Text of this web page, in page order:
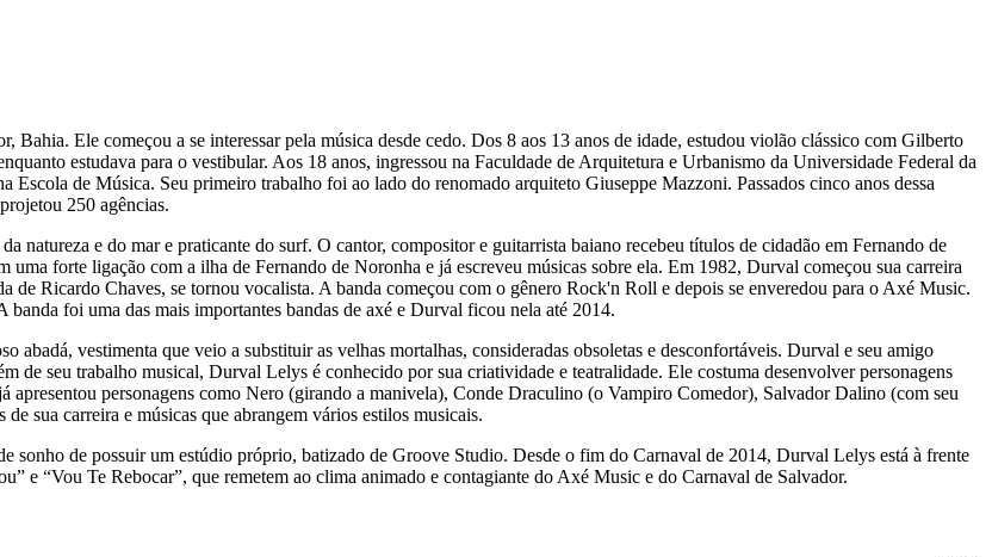
Bahia. Ele começou a se interessar pela música desde cedo. Dos 8 aos 13 anos de idade, estudou violão clássico com Gilberto
estudava para o vestibular. Aos 18 anos, ingressou na Faculdade de Arquitetura e Urbanismo da Universidade Federal da
de Música. Seu primeiro trabalho foi ao lado do renomado arquiteto Giuseppe Mazzoni. Passados cinco anos dessa
250 agências.
natureza e do mar e praticante do surf. O cantor, compositor e guitarrista baiano recebeu títulos de cidadão em Fernando de
forte ligação com a ilha de Fernando de Noronha e já escreveu músicas sobre ela. Em 1982, Durval começou sua carreira
de Ricardo Chaves, se tornou vocalista. A banda começou com o gênero Rock'n Roll e depois se enveredou para o Axé Music.
foi uma das mais importantes bandas de axé e Durval ficou nela até 2014.
vestimenta que veio a substituir as velhas mortalhas, consideradas obsoletas e desconfortáveis. Durval e seu amigo
de seu trabalho musical, Durval Lelys é conhecido por sua criatividade e teatralidade. Ele costuma desenvolver personagens
apresentou personagens como Nero (girando a manivela), Conde Draculino (o Vampiro Comedor), Salvador Dalino (com seu
sua carreira e músicas que abrangem vários estilos musicais.
sonho de possuir um estúdio próprio, batizado de Groove Studio. Desde o fim do Carnaval de 2014, Durval Lelys está à frente
e “Vou Te Rebocar”, que remetem ao clima animado e contagiante do Axé Music e do Carnaval de Salvador.